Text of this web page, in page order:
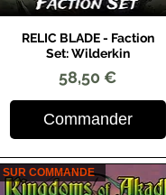
Aperçu rapide
RELIC BLADE - Faction
Set: Wilderkin
Prix
58,50 €
Commander
SUR COMMANDE